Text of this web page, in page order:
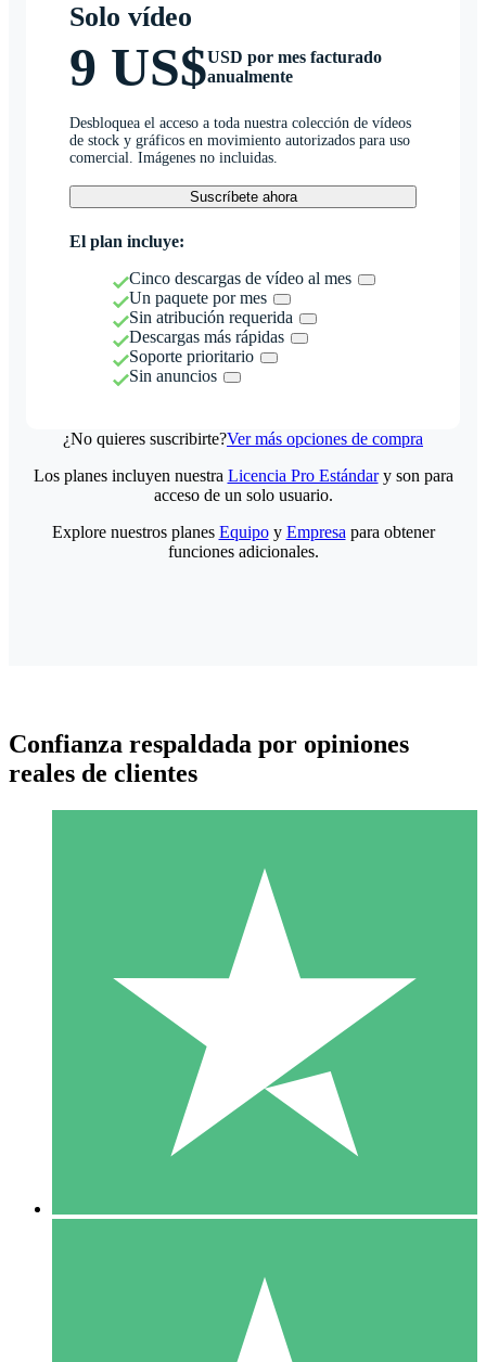
Solo vídeo
9 US$USD por mes facturado
anualmente
Desbloquea el acceso a toda nuestra colección de vídeos
de stock y gráficos en movimiento autorizados para uso
comercial. Imágenes no incluidas.
Suscríbete ahora
El plan incluye:
Cinco descargas de vídeo al mes
Un paquete por mes
Sin atribución requerida
Descargas más rápidas
Soporte prioritario
Sin anuncios
¿No quieres suscribirte?Ver más opciones de compra
Paquetes de Créditos Individuales
Paga según el uso con créditos de descarga. Sin compromiso
10 00
10 Descargas
20 00
Los planes incluyen nuestra Licencia Pro Estándary son para
acceso de un solo usuario.
Explore nuestros planes Equipoy Empresa para obtener
funciones adicionales.
Confianza respaldada por opiniones
reales de clientes